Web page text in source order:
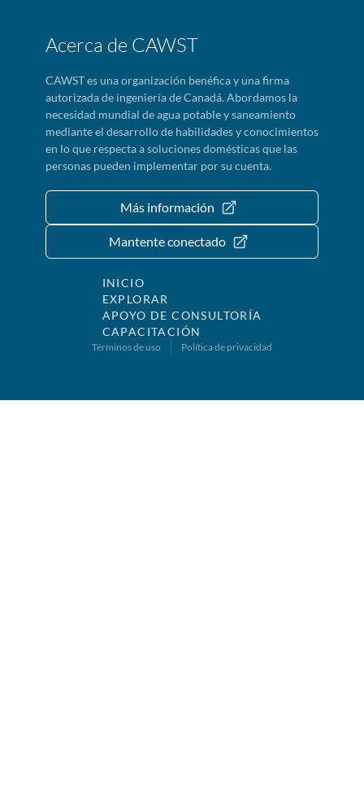
Acerca de CAWST
CAWST es una organización benéfica y una firma
autorizada de ingeniería de Canadá. Abordamos la
necesidad mundial de agua potable y saneamiento
mediante el desarrollo de habilidades y conocimientos
en lo que respecta a soluciones domésticas que las
personas pueden implementar por su cuenta.
Más información
Mantente conectado
INICIO
EXPLORAR
APOYO DE CONSULTORÍA
CAPACITACIÓN
Términos de uso Política de privacidad